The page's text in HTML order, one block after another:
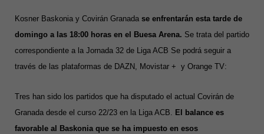
Kosner Baskonia y Covirán Granada se enfrentarán esta tarde de
domingo a las 18:00 horas en el Buesa Arena. Se trata del partido
correspondiente a la Jornada 32 de Liga ACB Se podrá seguir a
través de las plataformas de DAZN, Movistar + y Orange TV:
Tres han sido los partidos que ha disputado el actual Covirán de
Granada desde el curso 22/23 en la Liga ACB. El balance es
favorable al Baskonia que se ha impuesto en esos